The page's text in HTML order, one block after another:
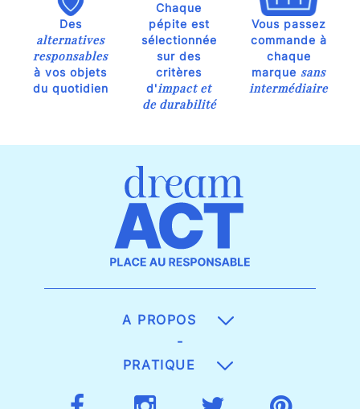
Des
alternatives
responsables
à vos objets
du quotidien
Chaque
pépite est
sélectionnée
sur des
critères
d'impact et
de durabilité
Vous passez
commande à
chaque
marque sans
intermédiaire
A PROPOS
-
PRATIQUE